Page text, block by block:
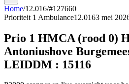
Home/12.016/#127660
Prioriteit 1 Ambulance12.0163 mei
Prio 1 HMCA (rood 0)
Antoniushove
LEIDDM : 15116